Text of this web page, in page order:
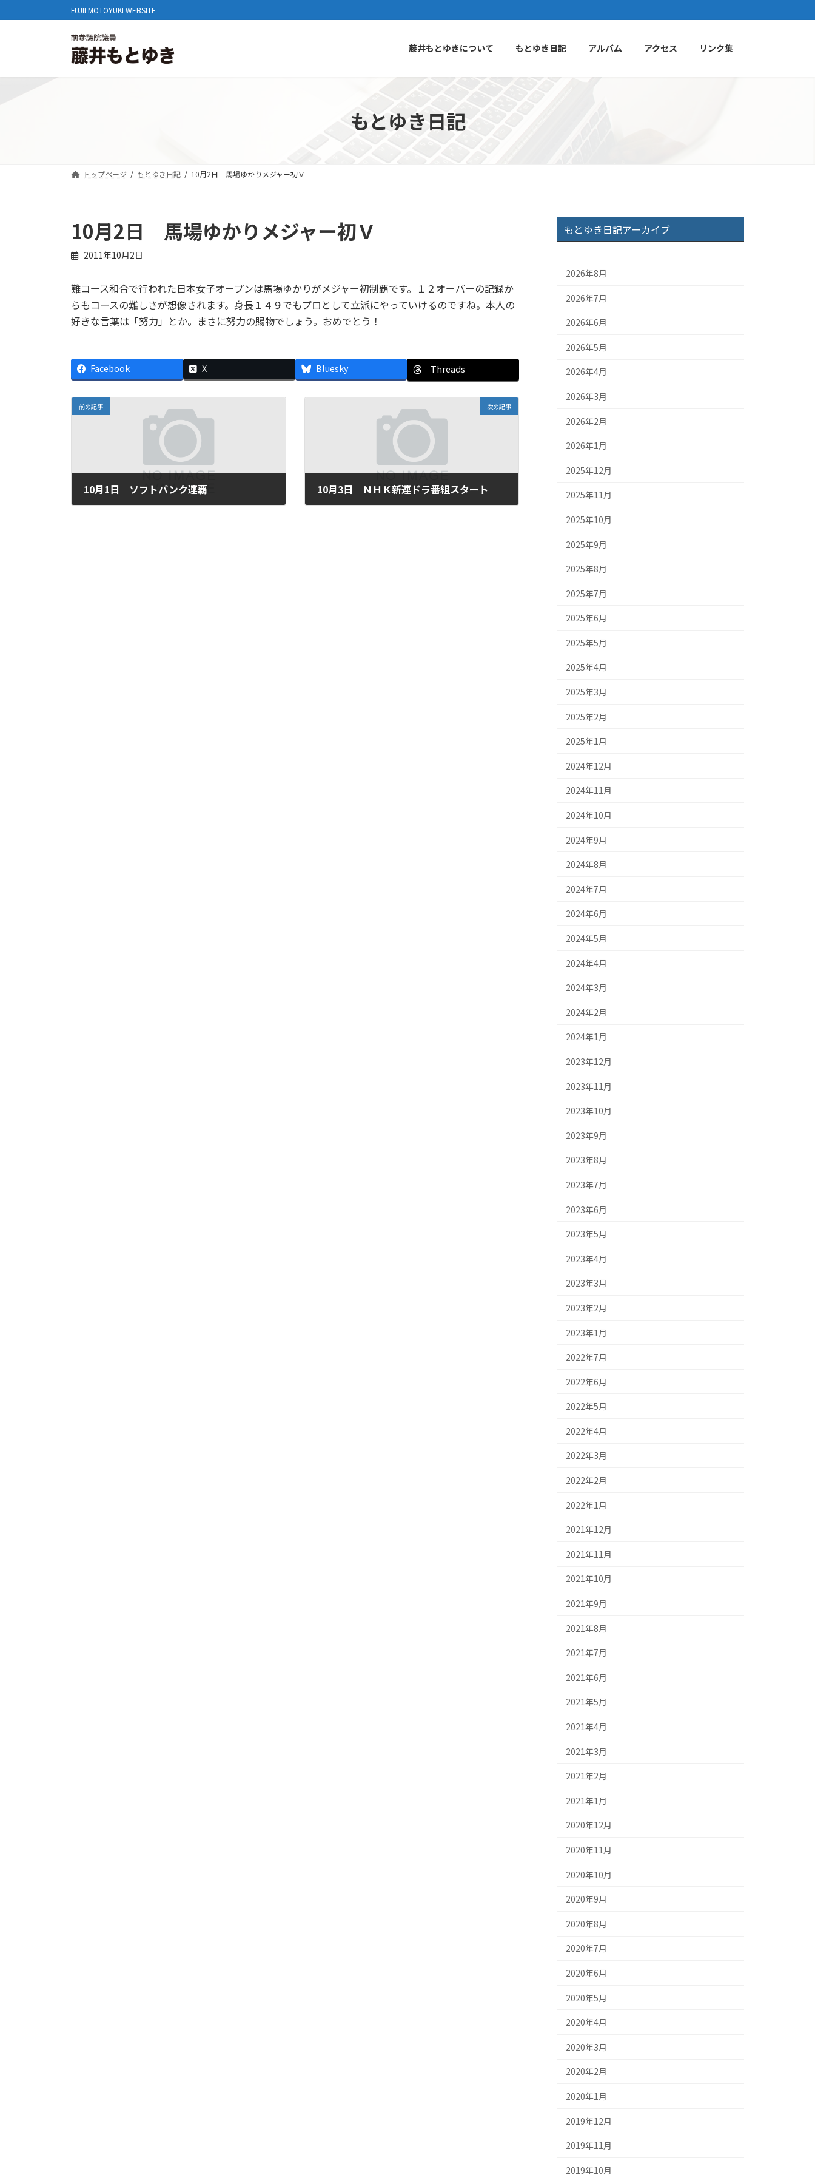
ン
へ
ビ
ョ
FUJII MOTOYUKI WEBSITE
藤井もとゆきについて もとゆき日記 アルバム アクセス リンク集
もとゆき日記
トップページ もとゆき日記 10月2日 馬場ゆかりメジャー初Ｖ
10月2日 馬場ゆかりメジャー初Ｖ
2011年10月2日
難コース和合で行われた日本女子オープンは馬場ゆかりがメジャー初制覇です。１２オーバーの記録か
らもコースの難しさが想像されます。身長１４９でもプロとして立派にやっていけるのですね。本人の
好きな言葉は「努力」とか。まさに努力の賜物でしょう。おめでとう！
Facebook X Bluesky Threads
前の記事
10月1日 ソフトバンク連覇
次の記事
10月3日 ＮＨＫ新連ドラ番組スタート
もとゆき日記アーカイブ
2026年8月
2026年7月
2026年6月
2026年5月
2026年4月
2026年3月
2026年2月
2026年1月
2025年12月
2025年11月
2025年10月
2025年9月
2025年8月
2025年7月
2025年6月
2025年5月
2025年4月
2025年3月
2025年2月
2025年1月
2024年12月
2024年11月
2024年10月
2024年9月
2024年8月
2024年7月
2024年6月
2024年5月
2024年4月
2024年3月
2024年2月
2024年1月
2023年12月
2023年11月
2023年10月
2023年9月
2023年8月
2023年7月
2023年6月
2023年5月
2023年4月
2023年3月
2023年2月
2023年1月
2022年7月
2022年6月
2022年5月
2022年4月
2022年3月
2022年2月
2022年1月
2021年12月
2021年11月
2021年10月
2021年9月
2021年8月
2021年7月
2021年6月
2021年5月
2021年4月
2021年3月
2021年2月
2021年1月
2020年12月
2020年11月
2020年10月
2020年9月
2020年8月
2020年7月
2020年6月
2020年5月
2020年4月
2020年3月
2020年2月
2020年1月
2019年12月
2019年11月
2019年10月